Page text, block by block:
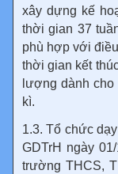
xây dựng kế
thời gian 37
phù hợp với
thời gian kết
lượng dành
kì.
1.3. Tổ chức
GDTrH ngày
trường THCS,